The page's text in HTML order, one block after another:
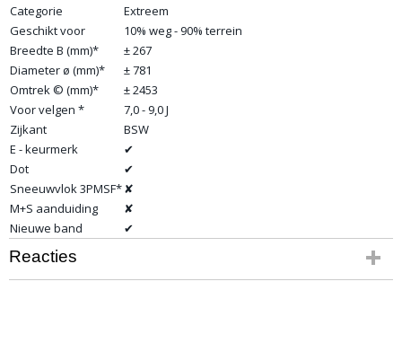
Categorie
Extreem
Geschikt voor
10% weg - 90% terrein
Breedte B (mm)*
± 267
Diameter ø (mm)*
± 781
Omtrek © (mm)*
± 2453
Voor velgen *
7,0 - 9,0 J
Zijkant
BSW
E - keurmerk
✔
Dot
✔
Sneeuwvlok 3PMSF*✘
M+S aanduiding
✘
Nieuwe band
✔
Reacties